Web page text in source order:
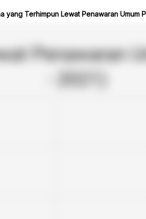
yang Terhimpun Lewat Penawaran Umum